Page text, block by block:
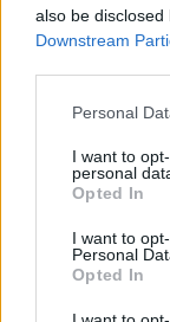
also be
Downstream
Personal
I want to
personal
Opted In
I want to
Personal
Opted In
asistentă
sentinţă
Guvernul